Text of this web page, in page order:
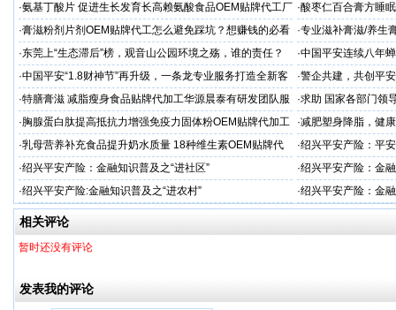
·氨基丁酸片 促进生长发育长高赖氨酸食品OEM贴牌代工厂
家
·酸枣仁百合膏方睡
厂
·膏滋粉剂片剂OEM贴牌代工怎么避免踩坑？想赚钱的必看 ·专业滋补膏滋/养生
·东莞上“生态滞后”榜，观音山公园环境之殇，谁的责任？ ·中国平安连续八年
品牌"
·中国平安“1.8财神节”再升级，一条龙专业服务打造全新客
户体验
·警企共建，共创平
人才专项培训
·特膳膏滋 减脂瘦身食品贴牌代加工华源晨泰有研发团队服
务商
·求助 国家各部门领
市公安局长
· 胸腺蛋白肽提高抵抗力增强免疫力固体粉OEM贴牌代加工
服务商
·减肥塑身降脂，健
服务商
·乳母营养补充食品提升奶水质量 18种维生素OEM贴牌代
工
·绍兴平安产险：平
·绍兴平安产险：金融知识普及之“进社区” ·绍兴平安产险：金
·绍兴平安产险:金融知识普及之“进农村” ·绍兴平安产险：金
相关评论
暂时还没有评论
发表我的评论